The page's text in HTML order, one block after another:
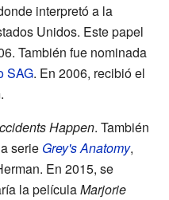
interpretó a la
Unidos. Este papel
También fue nominada
SAG. En 2006, recibió el
Happen. También
serie Grey's Anatomy,
En 2015, se
la películaMarjorie